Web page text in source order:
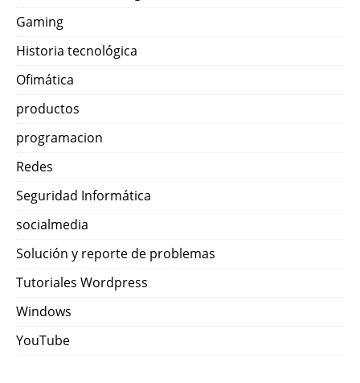
Gaming
Historia tecnológica
Ofimática
productos
programacion
Redes
Seguridad Informática
socialmedia
Solución y reporte de problemas
Tutoriales Wordpress
Windows
YouTube